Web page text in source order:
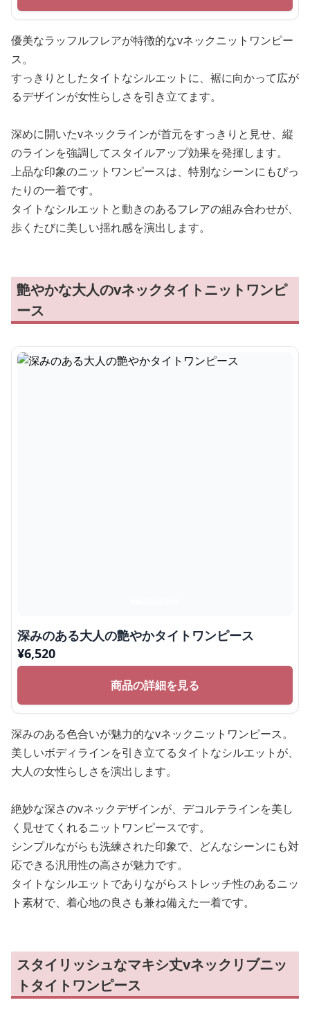
優美なラッフルフレアが特徴的なvネックニットワンピー
ス。
すっきりとしたタイトなシルエットに、裾に向かって広が
るデザインが女性らしさを引き立てます。
深めに開いたvネックラインが首元をすっきりと見せ、縦
のラインを強調してスタイルアップ効果を発揮します。
上品な印象のニットワンピースは、特別なシーンにもぴっ
たりの一着です。
タイトなシルエットと動きのあるフレアの組み合わせが、
歩くたびに美しい揺れ感を演出します。
艶やかな大人のvネックタイトニットワンピ
ース
深みのある大人の艶やかタイトワンピース
¥6,520
商品の詳細を見る
深みのある色合いが魅力的なvネックニットワンピース。
美しいボディラインを引き立てるタイトなシルエットが、
大人の女性らしさを演出します。
絶妙な深さのvネックデザインが、デコルテラインを美し
く見せてくれるニットワンピースです。
シンプルながらも洗練された印象で、どんなシーンにも対
応できる汎用性の高さが魅力です。
タイトなシルエットでありながらストレッチ性のあるニッ
ト素材で、着心地の良さも兼ね備えた一着です。
スタイリッシュなマキシ丈vネックリブニッ
トタイトワンピース